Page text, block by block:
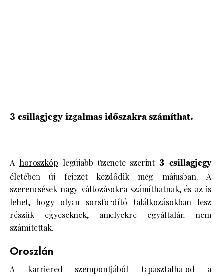
3 csillagjegy izgalmas időszakra számíthat.
A horoszkóp legújabb üzenete szerint3 csillagjegy
életében új fejezet kezdődik még májusban. A
szerencsések nagy változásokra számíthatnak, és az is
lehet, hogy olyan sorsfordító találkozásokban lesz
részük egyeseknek, amelyekre egyáltalán nem
számítottak.
Oroszlán
A karriered szempontjából tapasztalhatod a